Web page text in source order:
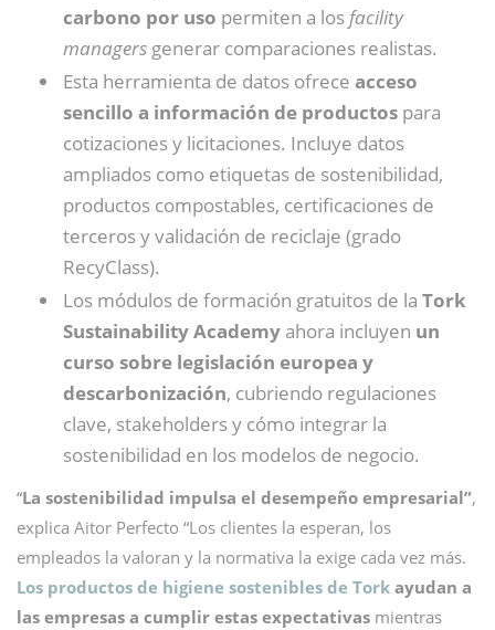
carbono por uso permiten a los facility
managers generar comparaciones realistas.
Esta herramienta de datos ofrece acceso
sencillo a información de productos para
cotizaciones y licitaciones. Incluye datos
ampliados como etiquetas de sostenibilidad,
productos compostables, certificaciones de
terceros y validación de reciclaje (grado
RecyClass).
Los módulos de formación gratuitos de la Tork
Sustainability Academy ahora incluyen un
curso sobre legislación europea y
descarbonización, cubriendo regulaciones
clave, stakeholders y cómo integrar la
sostenibilidad en los modelos de negocio.
“La sostenibilidad impulsa el desempeño empresarial”,
explica Aitor Perfecto “Los clientes la esperan, los
empleados la valoran y la normativa la exige cada vez más.
Los productos de higiene sostenibles de Tork ayudan a
las empresas a cumplir estas expectativas mientras